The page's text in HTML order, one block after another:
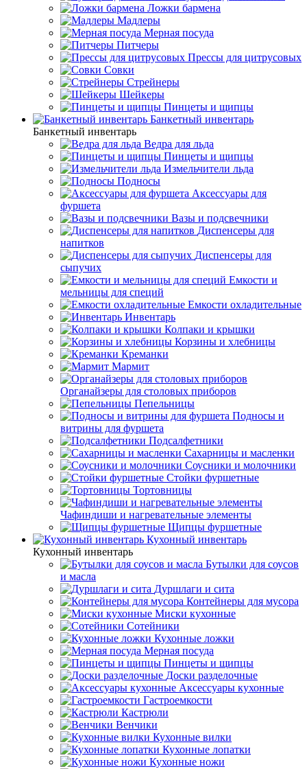
Ложки бармена
Мадлеры
Мерная посуда
Питчеры
Прессы для цитрусовых
Совки
Стрейнеры
Шейкеры
Пинцеты и щипцы
Банкетный инвентарь
Банкетный инвентарь
Ведра для льда
Пинцеты и щипцы
Измельчители льда
Подносы
Аксессуары для
фуршета
Вазы и подсвечники
Диспенсеры для
напитков
Диспенсеры для
сыпучих
Емкости и
мельницы для специй
Емкости охладительные
Инвентарь
Колпаки и крышки
Корзины и хлебницы
Креманки
Мармит
Органайзеры для столовых приборов
Пепельницы
Подносы и
витрины для фуршета
Подсалфетники
Сахарницы и масленки
Соусники и молочники
Стойки фуршетные
Тортовницы
Чафиндиши и нагревательные элементы
Щипцы фуршетные
Кухонный инвентарь
Кухонный инвентарь
Бутылки для соусов
и масла
Дуршлаги и сита
Контейнеры для мусора
Миски кухонные
Сотейники
Кухонные ложки
Мерная посуда
Пинцеты и щипцы
Доски разделочные
Аксессуары кухонные
Гастроемкости
Кастрюли
Венчики
Кухонные вилки
Кухонные лопатки
Кухонные ножи